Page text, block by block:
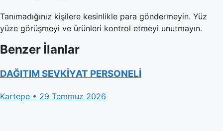
Tanımadığınız kişilere kesinlikle para göndermeyin. Yüz
yüze görüşmeyi ve ürünleri kontrol etmeyi unutmayın.
Benzer İlanlar
DAĞITIM SEVKİYAT PERSONELİ
Kartepe • 29 Temmuz 2026